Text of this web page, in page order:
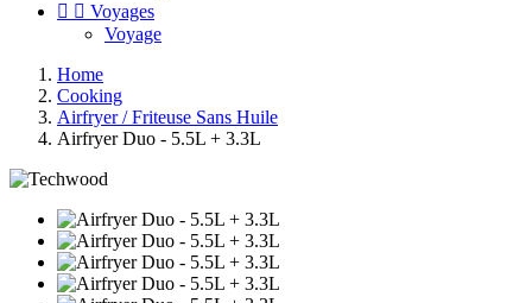
  Voyages
Voyage
Home
Cooking
Airfryer / Friteuse Sans Huile
Airfryer Duo - 5.5L + 3.3L